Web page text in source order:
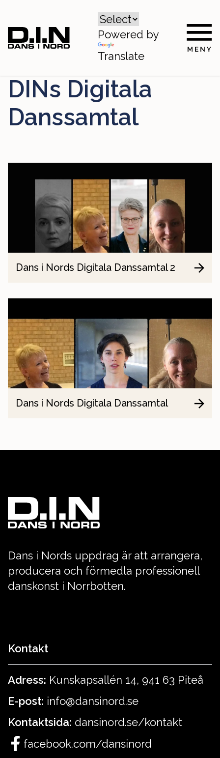
Powered by
Translate
DINs Digitala
Danssamtal
Dans i Nords Digitala Danssamtal 2
Dans i Nords Digitala Danssamtal
Dans i Nords uppdrag är att arrangera,
producera och förmedla professionell
danskonst i Norrbotten.
Kontakt
Adress: Kunskapsallén 14, 941 63 Piteå
E-post: info@dansinord.se
Kontaktsida: dansinord.se/kontakt
facebook.com/dansinord